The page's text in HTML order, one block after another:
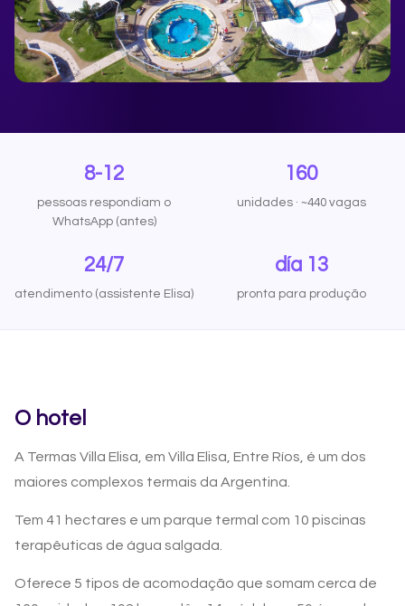
8-12
pessoas respondiam o
WhatsApp (antes)
160
unidades · ~440 vagas
24/7
atendimento (assistente Elisa)
día 13
pronta para produção
O hotel
A Termas Villa Elisa, em Villa Elisa, Entre Ríos, é um dos
maiores complexos termais da Argentina.
Tem 41 hectares e um parque termal com 10 piscinas
terapêuticas de água salgada.
Oferece 5 tipos de acomodação que somam cerca de